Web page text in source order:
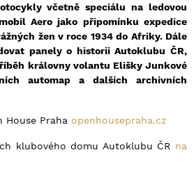
včetně speciálu na ledovou
Aero jako připomínku expedice
žen v roce 1934 do Afriky. Dále
panely o historii Autoklubu ČR,
královny volantu Elišky Junkové
automap a dalších archivních
House Praha openhousepraha.cz
klubového domu Autoklubu ČR na